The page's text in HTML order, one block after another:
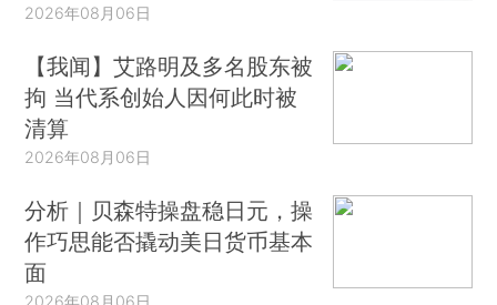
2026年08月06日
【我闻】艾路明及多名股东被
拘 当代系创始人因何此时被
清算
2026年08月06日
分析｜贝森特操盘稳日元，操
作巧思能否撬动美日货币基本
面
2026年08月06日